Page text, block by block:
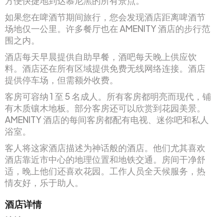
如果您在啤酒节期间旅行，您会发现酒店距离啤酒节
场地仅一公里。许多餐厅也在 AMENITY 酒店的步行范
围之内。
酒店每天早晨提供自助早餐，酒吧每天晚上供应饮
料。酒店还在所有区域提供免费无线网络连接。酒店
提供停车场，但需额外收费。
客房可容纳 1 至 5 名成人。所有客房都明亮而现代，铺
有木质镶木地板。部分客房还可以欣赏到花园美景。
AMENITY 酒店的每间客房都配有电视、迷你吧和私人
浴室。
客人将这家酒店描述为神话般的酒店。他们尤其喜欢
酒店靠近市中心的地理位置和地铁交通。房间干净舒
适，晚上他们还喜欢花园。工作人员全天候服务，热
情友好，乐于助人。
酒店详情